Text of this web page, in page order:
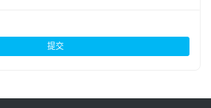
提交